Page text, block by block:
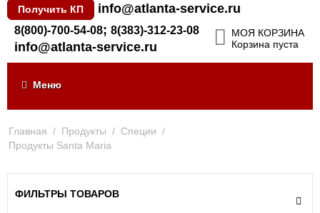
Получить КП info@atlanta-service.ru
8(800)-700-54-08; 8(383)-312-23-08
info@atlanta-service.ru
МОЯ КОРЗИНА
Корзина пуста
Меню
Главная / Продукты / Специи /
Продукты Santa Maria
ФИЛЬТРЫ ТОВАРОВ